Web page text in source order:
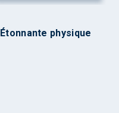
Étonnante physique